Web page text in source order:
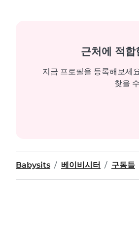
근처에 적
지금 프로필을 등록해보세
찾을
Babysits 베이비시터 구동들